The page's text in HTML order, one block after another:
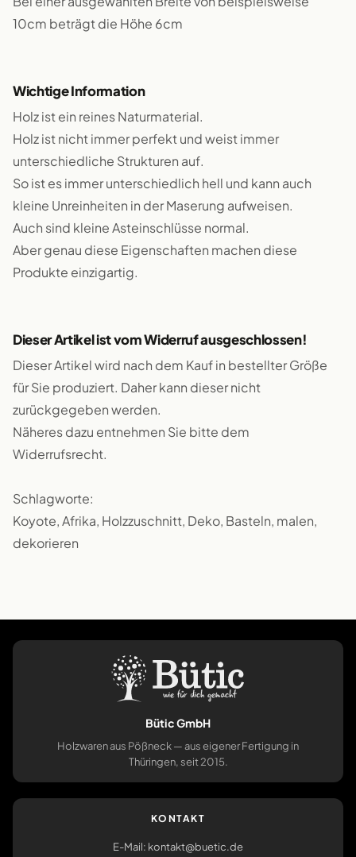
10cm beträgt die Höhe 6cm
Wichtige Information
Holz ist ein reines Naturmaterial.
Holz ist nicht immer perfekt und weist immer
unterschiedliche Strukturen auf.
So ist es immer unterschiedlich hell und kann auch
kleine Unreinheiten in der Maserung aufweisen.
Auch sind kleine Asteinschlüsse normal.
Aber genau diese Eigenschaften machen diese
Produkte einzigartig.
Dieser Artikel ist vom Widerruf ausgeschlossen!
Dieser Artikel wird nach dem Kauf in bestellter Größe
für Sie produziert. Daher kann dieser nicht
zurückgegeben werden.
Näheres dazu entnehmen Sie bitte dem
Widerrufsrecht.
Schlagworte:
Koyote, Afrika, Holzzuschnitt, Deko, Basteln, malen,
dekorieren
Bütic GmbH
Holzwaren aus Pößneck — aus eigener Fertigung in
Thüringen, seit 2015.
KONTAKT
E-Mail: kontakt@buetic.de